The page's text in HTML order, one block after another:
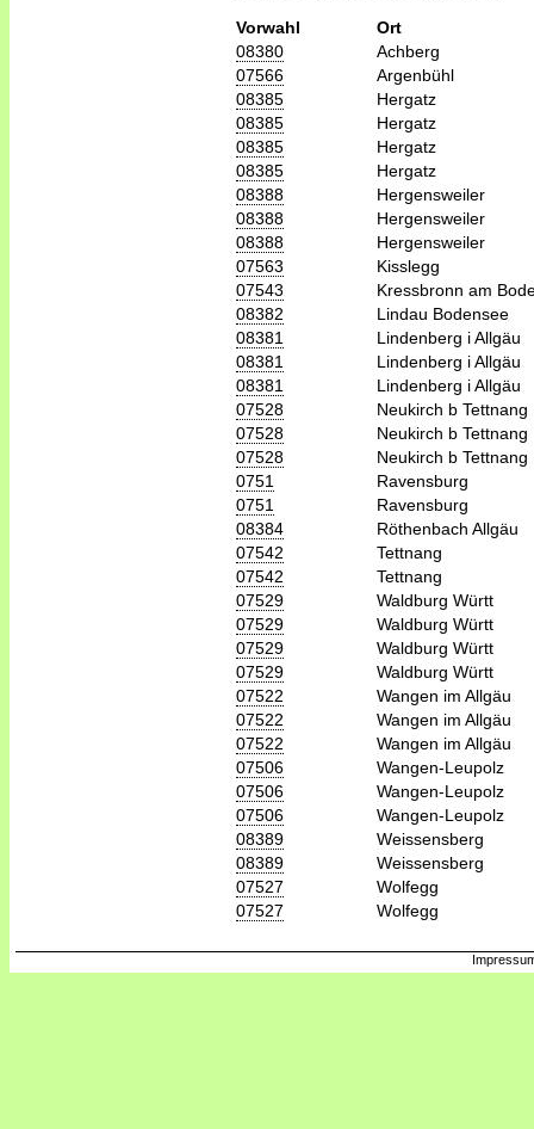
Vorwahl
Ort
08380
Achberg
07566
Argenbühl
08385
Hergatz
08385
Hergatz
08385
Hergatz
08385
Hergatz
08388
Hergensweiler
08388
Hergensweiler
08388
Hergensweiler
07563
Kisslegg
07543
Kressbronn am
08382
Lindau Bodensee
08381
Lindenberg i Allgäu
08381
Lindenberg i Allgäu
08381
Lindenberg i Allgäu
07528
Neukirch b Tettnang
07528
Neukirch b Tettnang
07528
Neukirch b Tettnang
0751
Ravensburg
0751
Ravensburg
08384
Röthenbach Allgäu
07542
Tettnang
07542
Tettnang
07529
Waldburg Württ
07529
Waldburg Württ
07529
Waldburg Württ
07529
Waldburg Württ
07522
Wangen im Allgäu
07522
Wangen im Allgäu
07522
Wangen im Allgäu
07506
Wangen-Leupolz
07506
Wangen-Leupolz
07506
Wangen-Leupolz
08389
Weissensberg
08389
Weissensberg
07527
Wolfegg
07527
Wolfegg